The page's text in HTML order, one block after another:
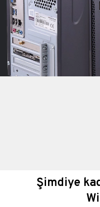
Şimdiye